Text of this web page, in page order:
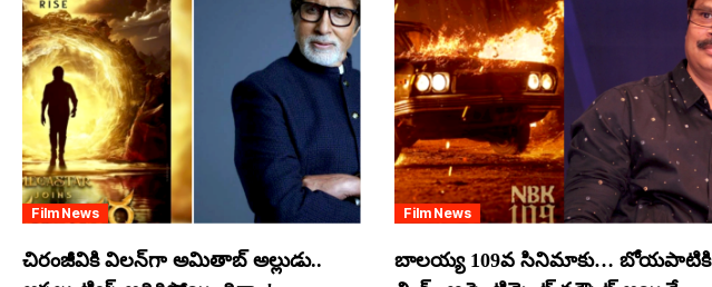
Film News
చిరంజీవికి విలన్‌గా అమితాబ్ అల్లుడు..
Film News
బాలయ్య 109వ సినిమాకు… బోయపాటికి